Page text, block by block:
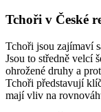
Tchoři v České
Tchoři jsou zajímaví
Jsou to středně velcí
ohrožené druhy a
Tchoři představují
mají vliv na